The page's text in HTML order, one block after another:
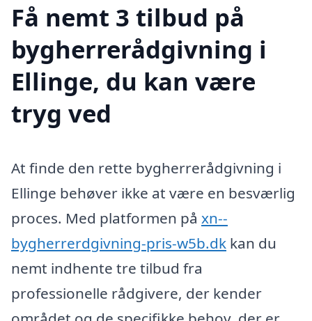
Få nemt 3 tilbud på
bygherrerådgivning i
Ellinge, du kan være
tryg ved
At finde den rette bygherrerådgivning i
Ellinge behøver ikke at være en besværlig
proces. Med platformen på xn--
bygherrerdgivning-pris-w5b.dk kan du
nemt indhente tre tilbud fra
professionelle rådgivere, der kender